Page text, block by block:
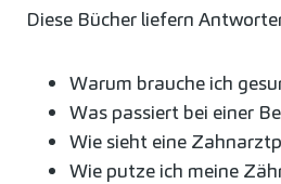
Diese Bücher liefern
Warum brauche ich
Was passiert bei einer
Wie sieht eine
Wie putze ich meine